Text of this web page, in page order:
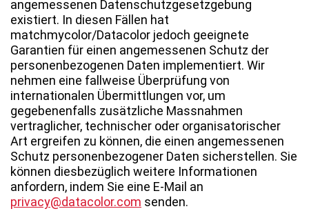
angemessenen Datenschutzgesetzgebung
existiert. In diesen Fällen hat
matchmycolor/Datacolor jedoch geeignete
Garantien für einen angemessenen Schutz der
personenbezogenen Daten implementiert. Wir
nehmen eine fallweise Überprüfung von
internationalen Übermittlungen vor, um
gegebenenfalls zusätzliche Massnahmen
vertraglicher, technischer oder organisatorischer
Art ergreifen zu können, die einen angemessenen
Schutz personenbezogener Daten sicherstellen. Sie
können diesbezüglich weitere Informationen
anfordern, indem Sie eine E-Mail an
privacy@datacolor.com senden.